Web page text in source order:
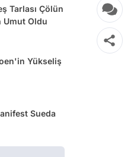
Tarlası Çölün
Umut Oldu
Yükseliş
Sueda